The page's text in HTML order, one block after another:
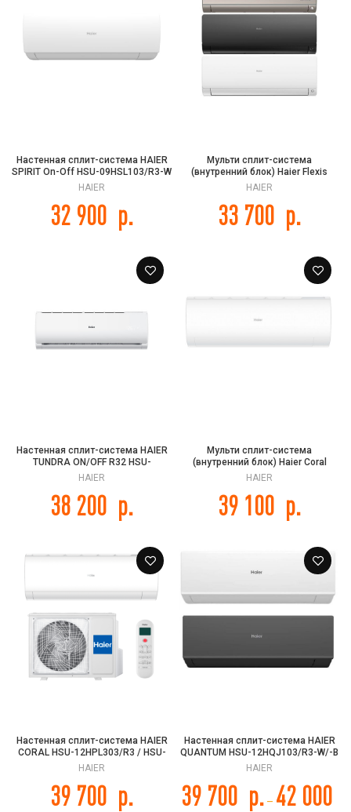
Настенная сплит-система HAIER
SPIRIT On-Off HSU-09HSL103/R3-W
/ HSU-09HSL103/R3
HAIER
32 900 р.
Мульти сплит-система
(внутренний блок) Haier Flexis
Super Match AS35S2SF3FA-W/-G/-
HAIER
33 700 р.
Настенная сплит-система HAIER
TUNDRA ON/OFF R32 HSU-
12HTT03/R3 / HSU-12HTT103/R3
HAIER
38 200 р.
Мульти сплит-система
(внутренний блок) Haier Coral
Super Match AS70PS1HRA-M
HAIER
39 100 р.
Настенная сплит-система HAIER
CORAL HSU-12HPL303/R3 / HSU-
12HPL103/R3
HAIER
39 700 р.
Настенная сплит-система HAIER
QUANTUM HSU-12HQJ103/R3-W/-B
/ HSU-12HQJ103/R3
HAIER
39 700 р. – 42 000